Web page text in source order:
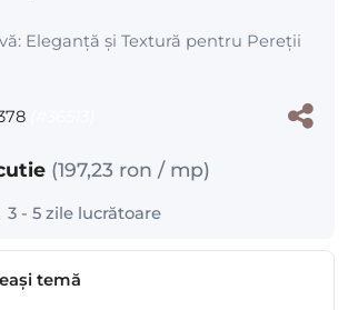
Eleganță și Textură pentru Pereții
(197,23 ron / mp)
3 - 5 zile lucrătoare
temă